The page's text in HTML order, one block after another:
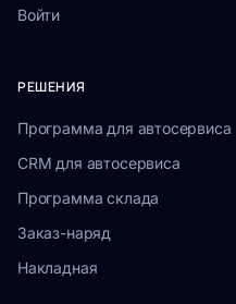
Войти
РЕШЕНИЯ
Программа для автосервиса
CRM для автосервиса
Программа склада
Заказ-наряд
Накладная